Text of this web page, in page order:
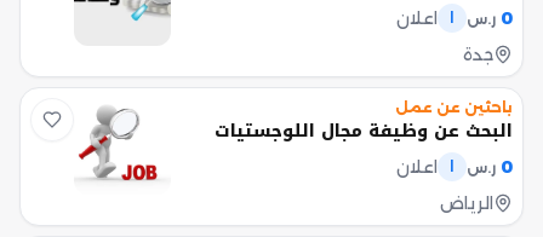
0 ر.س
اعلان
جدة
باحثين عن عمل
البحث عن وظيفة مجال اللوجستيات
0 ر.س
اعلان
الرياض